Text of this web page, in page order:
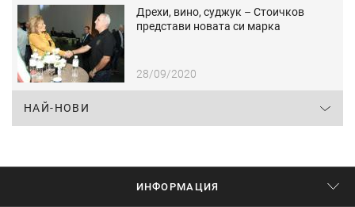
Дрехи, вино, суджук – Стоичков
представи новата си марка
28/09/2020
НАЙ-НОВИ
ИНФОРМАЦИЯ